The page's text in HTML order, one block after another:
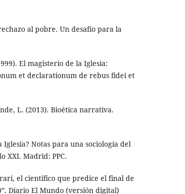
al pobre. Un desafío para la
El magisterio de la Iglesia:
et declarationum de rebus fidei et
L. (2013). Bioética narrativa.
Iglesia? Notas para una sociología del
XXI. Madrid: PPC.
el científico que predice el final de
Diario El Mundo (versión digital)